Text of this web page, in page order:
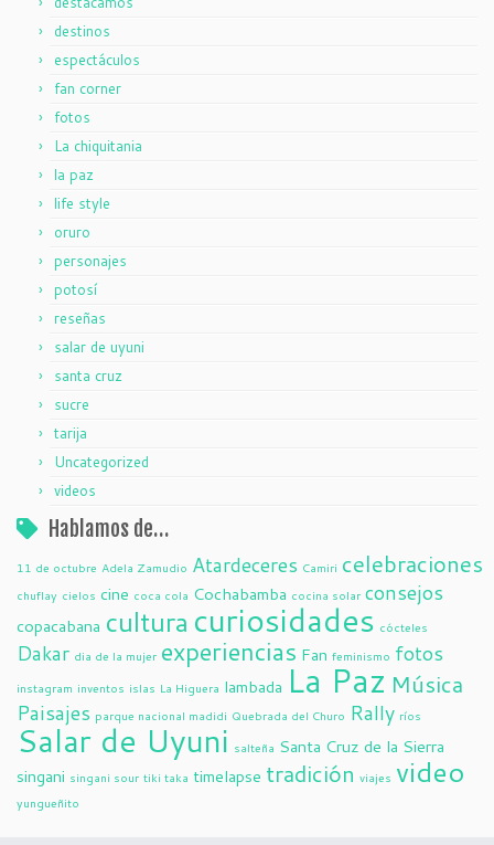
destinos
espectáculos
fan corner
fotos
La chiquitania
la paz
life style
oruro
personajes
potosí
reseñas
salar de uyuni
santa cruz
sucre
tarija
Uncategorized
videos
Hablamos de…
11 de octubre Adela Zamudio Atardeceres Camiri celebraciones
chuflay cielos cine coca cola Cochabamba cocina solar consejos
copacabana cultura curiosidades cócteles
Dakar dia de la mujer experiencias Fan feminismo fotos
instagram inventos islas La Higuera lambada La Paz Música
Paisajes parque nacional madidi Quebrada del Churo Rally ríos
Salar de Uyuni salteña Santa Cruz de la Sierra
singani singani sour tiki taka timelapse tradición viajes video
yungueñito